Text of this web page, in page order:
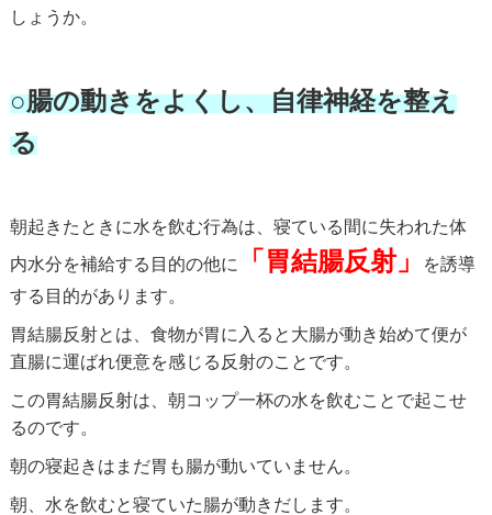
しょうか。
○腸の動きをよくし、自律神経を整え
る
朝起きたときに水を飲む行為は、寝ている間に失われた体
内水分を補給する目的の他に
「胃結腸反射」
を誘導
する目的があります。
胃結腸反射とは、食物が胃に入ると大腸が動き始めて便が
直腸に運ばれ便意を感じる反射のことです。
この胃結腸反射は、朝コップ一杯の水を飲むことで起こせ
るのです。
朝の寝起きはまだ胃も腸が動いていません。
朝、水を飲むと寝ていた腸が動きだします。